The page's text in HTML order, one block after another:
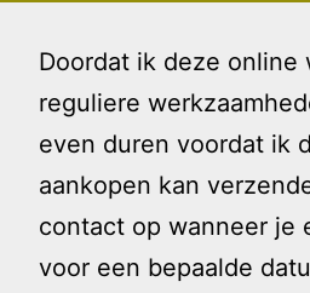
Doordat ik deze online
reguliere
even duren voordat ik
aankopen kan
contact op wanneer je
voor een bepaalde
naar
inhoud
Gezin
Tag: